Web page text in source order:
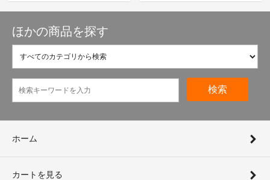
ほかの商品を探す
検索
ホーム
カートを見る